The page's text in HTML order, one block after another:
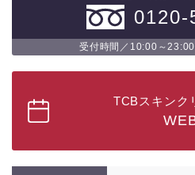
0120-
受付時間／10:00～23:00
TCBスキンク